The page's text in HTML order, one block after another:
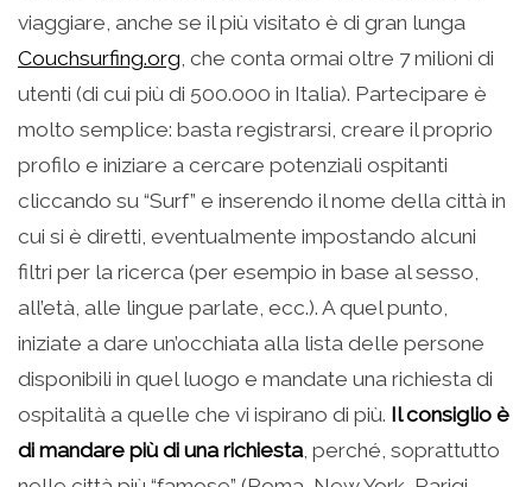
viaggiare, anche se il più visitato è di gran lunga
Couchsurfing.org , che conta ormai oltre 7 milioni di
utenti (di cui più di 500.000 in Italia). Partecipare è
molto semplice: basta registrarsi, creare il proprio
profilo e iniziare a cercare potenziali ospitanti
cliccando su “Surf” e inserendo il nome della città in
cui si è diretti, eventualmente impostando alcuni
filtri per la ricerca (per esempio in base al sesso,
all’età, alle lingue parlate, ecc.). A quel punto,
iniziate a dare un’occhiata alla lista delle persone
disponibili in quel luogo e mandate una richiesta di
ospitalità a quelle che vi ispirano di più. Il consiglio è
di mandare più di una richiesta, perché, soprattutto